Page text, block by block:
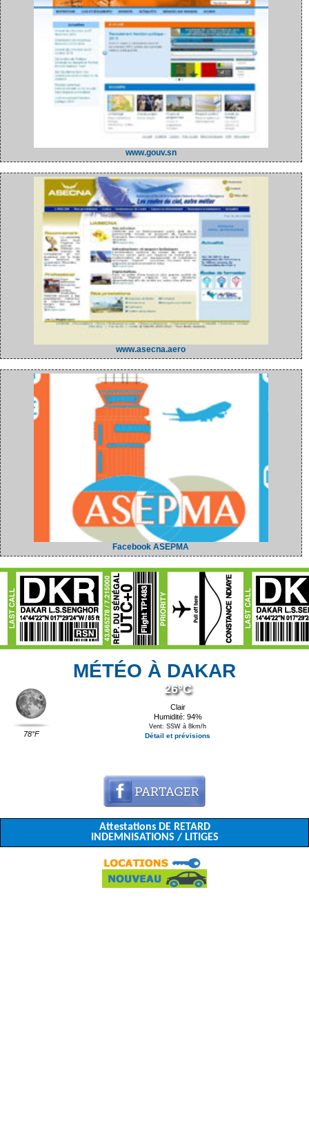
www.gouv.sn
www.asecna.aero
Facebook ASEPMA
MÉTÉO À DAKAR
78°F
26°C
Clair
Humidité: 94%
Vent: SSW à 8km/h
Détail et prévisions
Attestations DE RETARD
INDEMNISATIONS / LITIGES